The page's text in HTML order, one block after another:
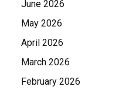
June 2026
May 2026
April 2026
March 2026
February 2026